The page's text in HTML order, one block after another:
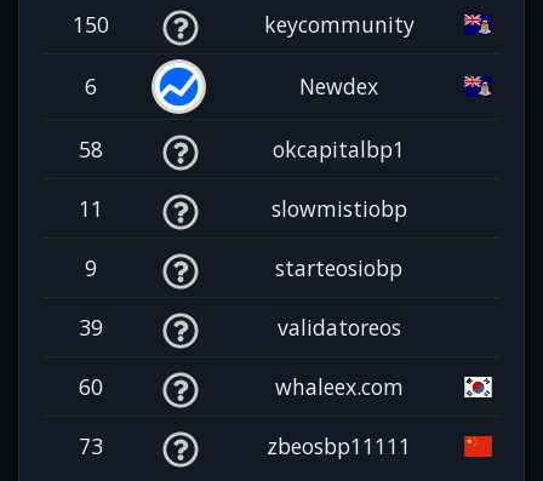
150 keycommunity
6 Newdex
58 okcapitalbp1
11 slowmistiobp
9 starteosiobp
39 validatoreos
60 whaleex.com
73 zbeosbp11111